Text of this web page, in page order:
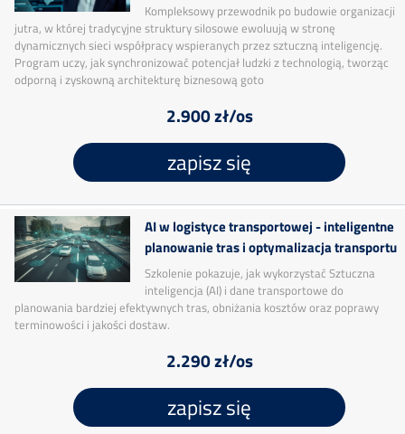
Kompleksowy przewodnik po budowie organizacji
jutra, w której tradycyjne struktury silosowe ewoluują w stronę
dynamicznych sieci współpracy wspieranych przez sztuczną inteligencję.
Program uczy, jak synchronizować potencjał ludzki z technologią, tworząc
odporną i zyskowną architekturę biznesową goto
2.900 zł/os
zapisz się
AI w logistyce transportowej - inteligentne
planowanie tras i optymalizacja transportu
Szkolenie pokazuje, jak wykorzystać Sztuczna
inteligencja (AI) i dane transportowe do
planowania bardziej efektywnych tras, obniżania kosztów oraz poprawy
terminowości i jakości dostaw.
2.290 zł/os
zapisz się